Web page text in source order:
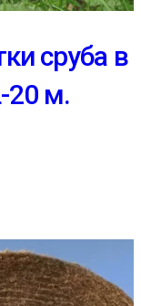
сруба в
20 м.